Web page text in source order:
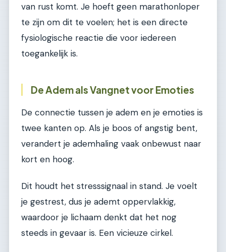
van rust komt. Je hoeft geen marathonloper
te zijn om dit te voelen; het is een directe
fysiologische reactie die voor iedereen
toegankelijk is.
De Adem als Vangnet voor Emoties
De connectie tussen je adem en je emoties is
twee kanten op. Als je boos of angstig bent,
verandert je ademhaling vaak onbewust naar
kort en hoog.
Dit houdt het stresssignaal in stand. Je voelt
je gestrest, dus je ademt oppervlakkig,
waardoor je lichaam denkt dat het nog
steeds in gevaar is. Een vicieuze cirkel.